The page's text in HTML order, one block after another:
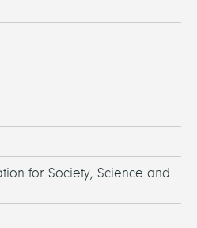
for Society, Science and